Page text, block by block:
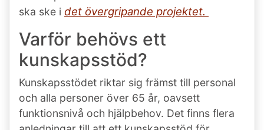
ska ske i det övergripande projektet.
Varför behövs ett
kunskapsstöd?
Kunskapsstödet riktar sig främst till personal
och alla personer över 65 år, oavsett
funktionsnivå och hjälpbehov. Det finns flera